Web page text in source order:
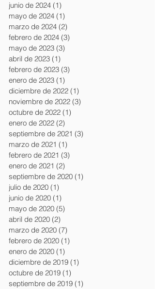
junio de 2024 (1)
mayo de 2024 (1)
marzo de 2024 (2)
febrero de 2024 (3)
mayo de 2023 (3)
abril de 2023 (1)
febrero de 2023 (3)
enero de 2023 (1)
diciembre de 2022 (1)
noviembre de 2022 (3)
octubre de 2022 (1)
enero de 2022 (2)
septiembre de 2021 (3)
marzo de 2021 (1)
febrero de 2021 (3)
enero de 2021 (2)
septiembre de 2020 (1)
julio de 2020 (1)
junio de 2020 (1)
mayo de 2020 (5)
abril de 2020 (2)
marzo de 2020 (7)
febrero de 2020 (1)
enero de 2020 (1)
diciembre de 2019 (1)
octubre de 2019 (1)
septiembre de 2019 (1)